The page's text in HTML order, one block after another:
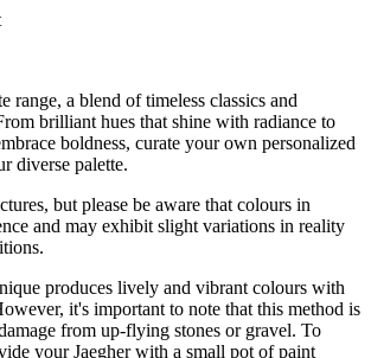
range, a blend of timeless classics and
brilliant hues that shine with radiance to
boldness, curate your own personalized
diverse palette.
but please be aware that colours in
and may exhibit slight variations in reality
produces lively and vibrant colours with
it's important to note that this method is
from up-flying stones or gravel. To
your Jaegher with a small pot of paint